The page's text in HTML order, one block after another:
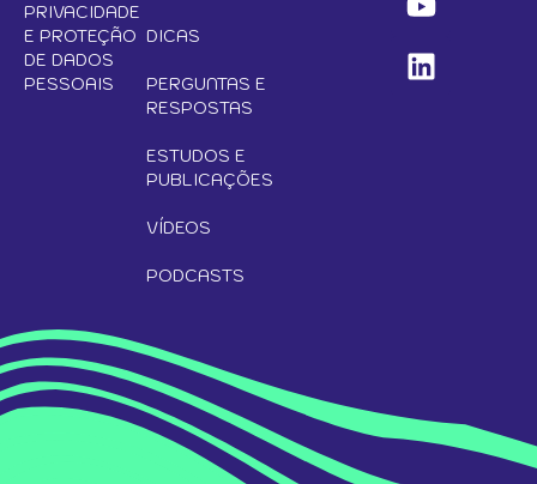
PRIVACIDADE
E PROTEÇÃO
DE DADOS
PESSOAIS
DICAS
PERGUNTAS E
RESPOSTAS
ESTUDOS E
PUBLICAÇÕES
VÍDEOS
PODCASTS